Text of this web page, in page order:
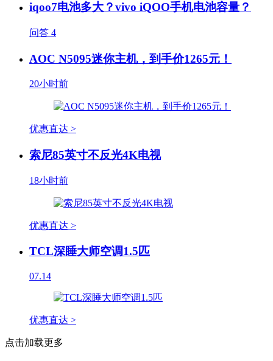
iqoo7电池多大？vivo iQOO手机电池容量？
问答 4
AOC N5095迷你主机，到手价1265元！
20小时前
优惠直达 >
索尼85英寸不反光4K电视
18小时前
优惠直达 >
TCL深睡大师空调1.5匹
07.14
优惠直达 >
点击加载更多